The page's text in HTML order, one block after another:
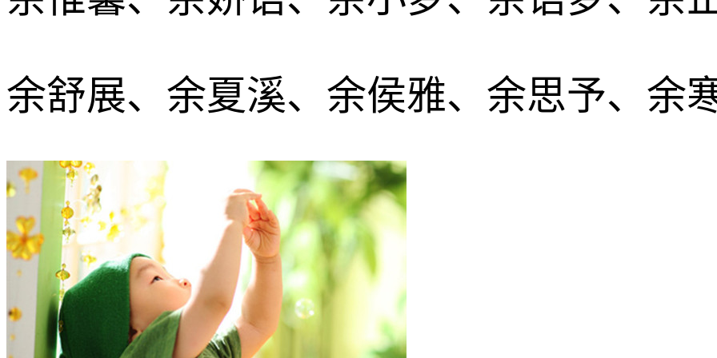
余舒展、余夏溪、余侯雅、余思予、余